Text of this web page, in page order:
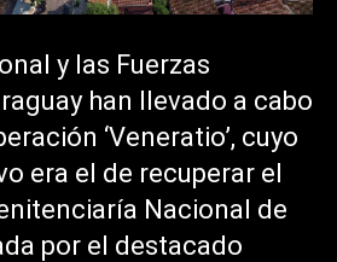
y las Fuerzas
han llevado a cabo
‘Veneratio’, cuyo
era el de recuperar el
Nacional de
por el destacado